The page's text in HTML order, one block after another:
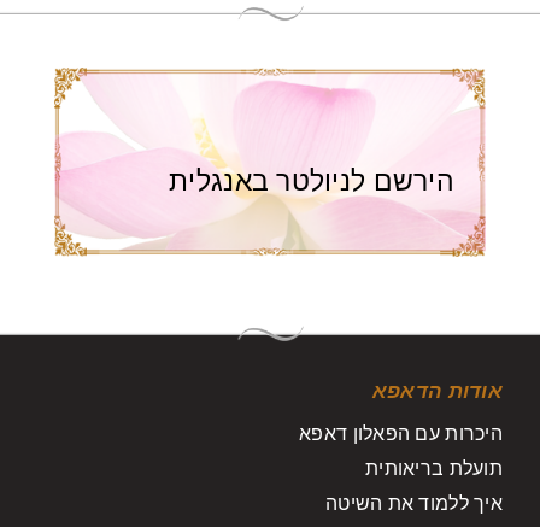
הירשם לניולטר באנגלית
אודות הדאפא
היכרות עם הפאלון דאפא
תועלת בריאותית
איך ללמוד את השיטה